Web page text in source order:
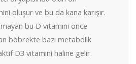
oluşur ve bu da kana karışır.
bu D vitamini önce
böbrekte bazı metabolik
D3 vitamini haline gelir.